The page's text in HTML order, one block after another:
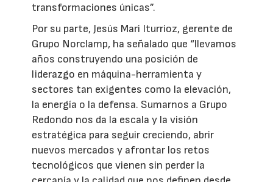
transformaciones únicas”.
Por su parte, Jesús Mari Iturrioz, gerente de
Grupo Norclamp, ha señalado que “llevamos
años construyendo una posición de
liderazgo en máquina-herramienta y
sectores tan exigentes como la elevación,
la energía o la defensa. Sumarnos a Grupo
Redondo nos da la escala y la visión
estratégica para seguir creciendo, abrir
nuevos mercados y afrontar los retos
tecnológicos que vienen sin perder la